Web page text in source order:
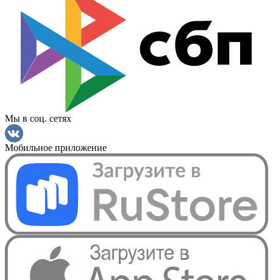
Мы в соц. сетях
Мобильное приложение